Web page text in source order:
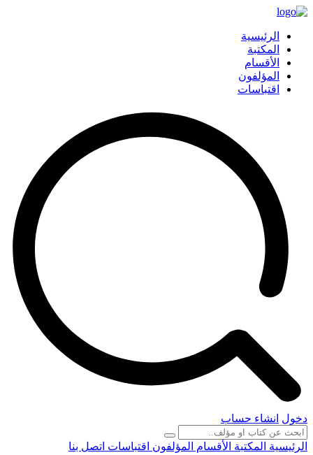
الرئيسية
المكتبة
الأقسام
المؤلفون
اقتباسات
دخول انشاء حساب
الرئيسية المكتبة الأقسام المؤلفون اقتباسات اتصل بنا